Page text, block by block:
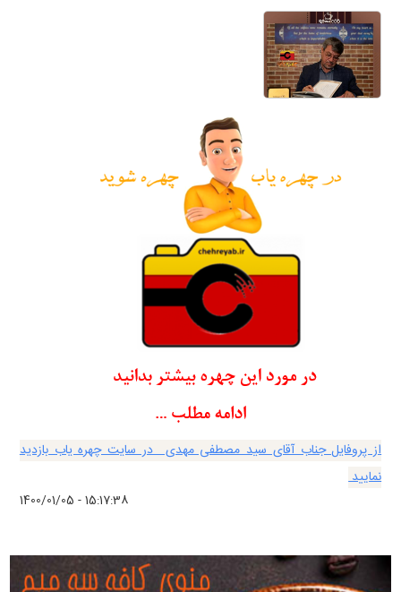
از پروفایل جناب آقای سید مصطفی مهدی در سایت چهره یاب بازدید
نمایید
1400/01/05 - 15:17:38